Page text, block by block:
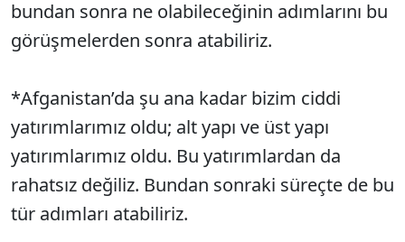
bundan sonra ne olabileceğinin adımlarını bu
görüşmelerden sonra atabiliriz.
*Afganistan’da şu ana kadar bizim ciddi
yatırımlarımız oldu; alt yapı ve üst yapı
yatırımlarımız oldu. Bu yatırımlardan da
rahatsız değiliz. Bundan sonraki süreçte de bu
tür adımları atabiliriz.